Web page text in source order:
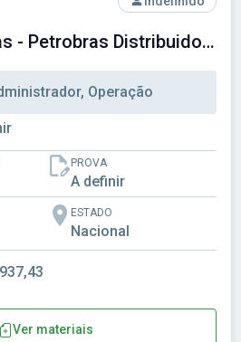
Petrobras - Petrobras Distribuidora S.A.
Operação
PROVA
A definir
ESTADO
Nacional
Ver materiais